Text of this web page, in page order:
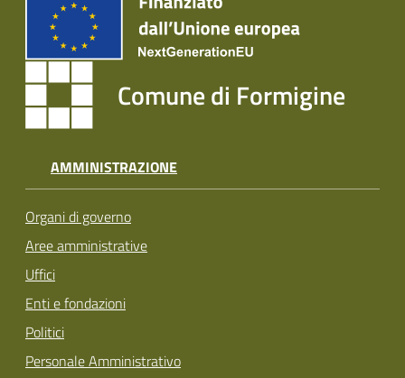
Comune di Formigine
AMMINISTRAZIONE
Organi di governo
Aree amministrative
Uffici
Enti e fondazioni
Politici
Personale Amministrativo